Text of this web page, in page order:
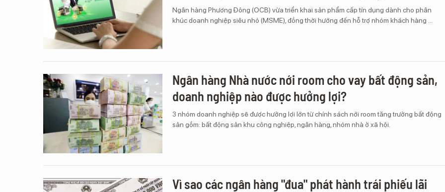
Ngân hàng Phương Đông (OCB) vừa triển khai sản phẩm cấp tín dụng dành cho phân
khúc doanh nghiệp siêu nhỏ (MSME), đồng thời hướng đến hỗ trợ nhóm khách hàng ...
Ngân hàng Nhà nước nới room cho vay bất động sản,
doanh nghiệp nào được hưởng lợi?
3 nhóm doanh nghiệp sẽ được hưởng lợi lớn từ chính sách nới room tăng trưởng bất động
sản gồm: bất động sản khu công nghiệp, ngân hàng, nhóm nhà ở xã hội.
Vì sao các ngân hàng "đua" phát hành trái phiếu lãi